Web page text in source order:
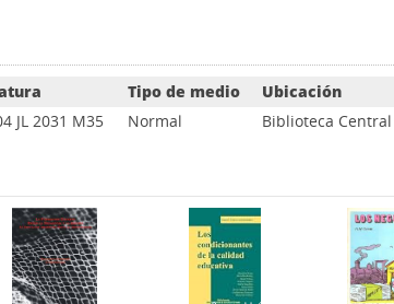
Tipo de medio Ubicación
JL 2031 M35 Normal Biblioteca Central